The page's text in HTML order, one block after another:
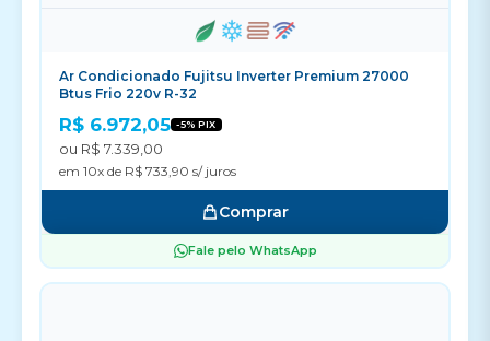
Ar Condicionado Fujitsu Inverter Premium 27000
Btus Frio 220v R-32
R$ 6.972,05 -5% PIX
ou R$ 7.339,00
em 10x de R$ 733,90 s/ juros
Comprar
Fale pelo WhatsApp